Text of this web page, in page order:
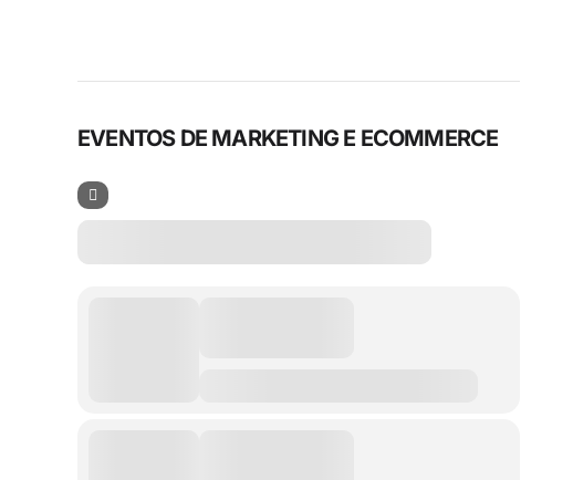
EVENTOS DE MARKETING E ECOMMERCE